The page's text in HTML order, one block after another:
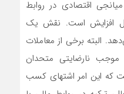
اقتصادی در روابط
افزایش است. نقش یک
البته برخی از معاملات
نارضایتی متحدان
که این امر اشتهای کسب